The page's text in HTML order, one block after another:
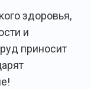
здоровья,
и
приносит